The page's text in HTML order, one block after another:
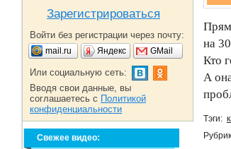
на
Кто
А
Тэги:
Зарегистрироваться
Войти без регистрации через почту:
mail.ru Яндекс GMail
Или социальную сеть:
Вводя свои данные, вы
соглашаетесь с Политикой
конфиденциальности
Свежее видео: